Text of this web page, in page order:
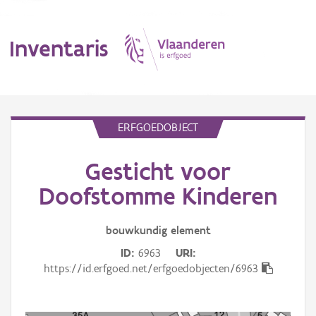
Inventaris
Aanduidingsobject
ERFGOEDOBJECT
Gesticht voor
Doofstomme Kinderen
bouwkundig element
ID 6963
URI
https://id.erfgoed.net/erfgoedobjecten/6963